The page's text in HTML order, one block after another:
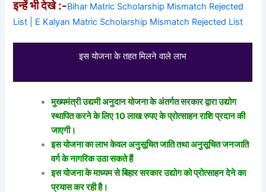
इन्हें भी देखे :-Bihar Matric Scholarship Mismatch Rejected
List | E Kalyan Matric Scholarship Mismatch Rejected List
इस योजना के तहत मिलने वाले लाभ
मुख्यमंत्री उद्यमी अनुदान योजना के अंतर्गत सरकार द्वारा उद्योग
स्थापित करने के लिए 10 लाख रुपए के प्रोत्साहन राशि प्रदान की
जाएगी।
इस योजना का लाभ केवल अनुसूचित जाति तथा अनुसूचित जनजाति
वर्ग के नागरिक उठा सकते हैं
इस योजना के माध्यम से बिहार सरकार उद्योग को प्रोत्साहन देने का
प्रयास कर रही है।